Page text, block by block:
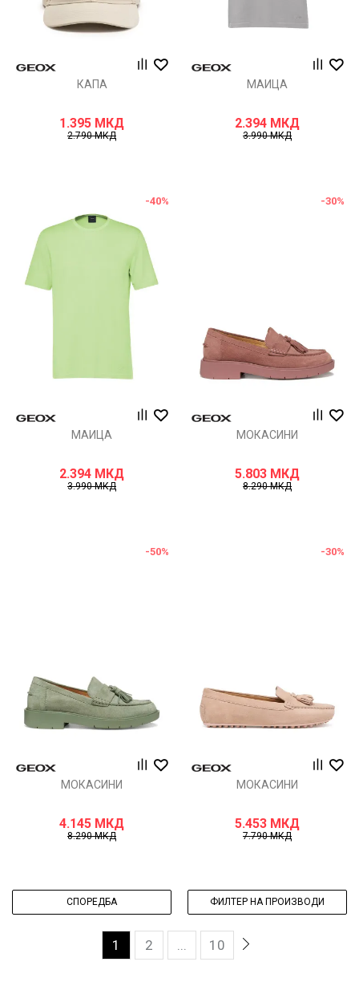
КАПА
1.395 МКД
2.790МКД
МАИЦА
2.394 МКД
3.990МКД
-40%
МАИЦА
2.394 МКД
3.990МКД
-30%
МОКАСИНИ
5.803 МКД
8.290МКД
-50%
МОКАСИНИ
4.145 МКД
8.290МКД
-30%
МОКАСИНИ
5.453 МКД
7.790МКД
СПОРЕДБА ФИЛТЕР НА ПРОИЗВОДИ
1 2 ... 10